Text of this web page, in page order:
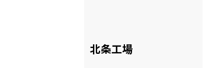
北条工場